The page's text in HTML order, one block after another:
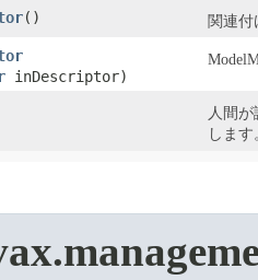
​() 関連付
inDescriptor)
人間が
します